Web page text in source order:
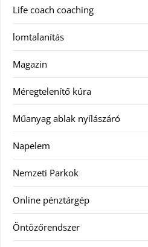
Life coach coaching
lomtalanítás
Magazin
Méregtelenítő kúra
Műanyag ablak nyílászáró
Napelem
Nemzeti Parkok
Online pénztárgép
Öntözőrendszer